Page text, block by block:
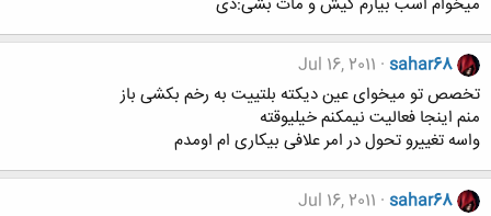
sahar68
Jul 16, 2011
تخصص تو میخوای عین دیکته بلتییت به رخم بکشی باز
منم اینجا فعالیت نیمکنم خیلیوقته
واسه تغییرو تحول در امر علافی بیکاری ام اومدم
sahar68
Jul 16, 2011